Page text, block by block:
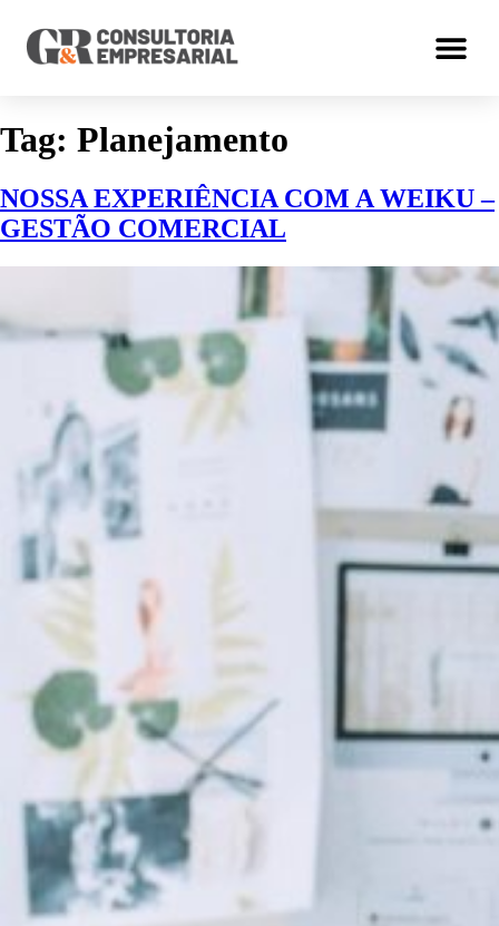
Tag: Planejamento
NOSSA EXPERIÊNCIA COM A WEIKU –
GESTÃO COMERCIAL